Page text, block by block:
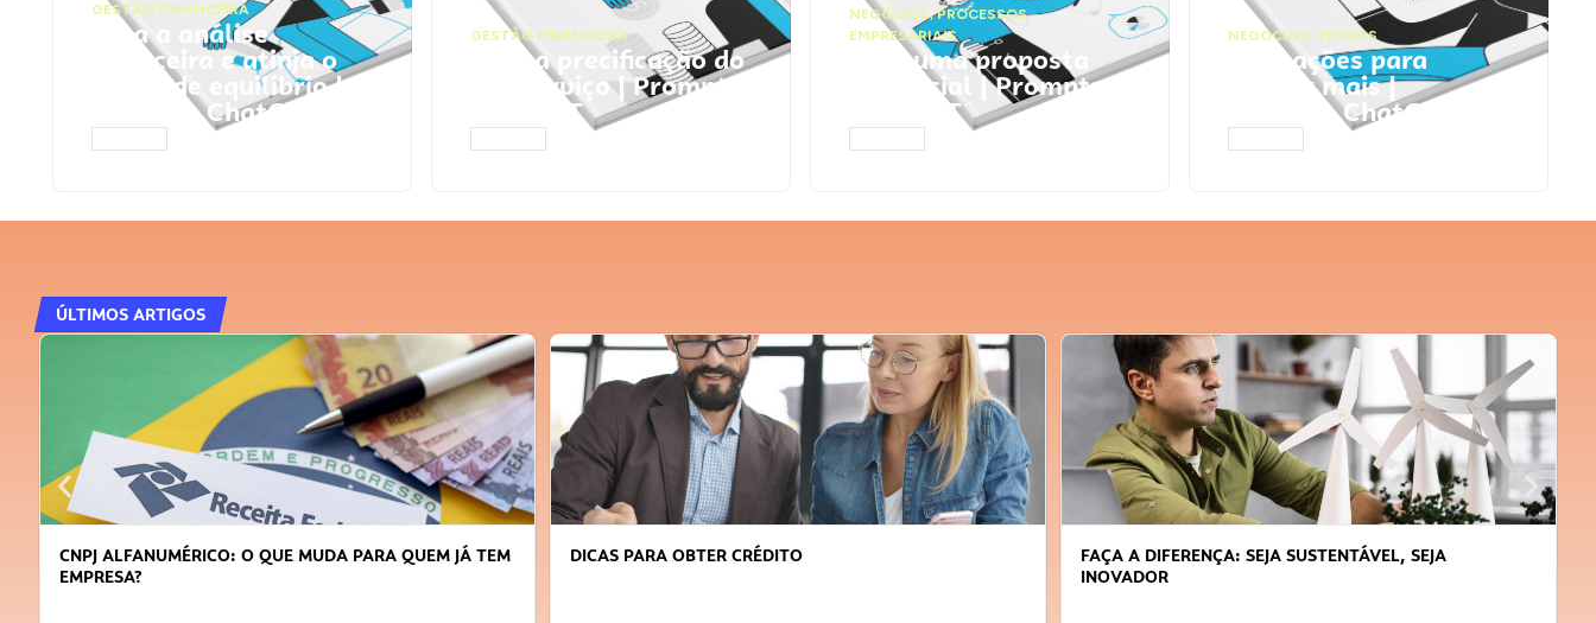
GESTÃO FINANCEIRA
Faça a análise
financeira e atinja o
ponto de equilíbrio |
Prompts ChatGPT
GESTÃO FINANCEIRA
Faça a precificação do
seu serviço | Prompts
ChatGPT
NEGÓCIOS,PROCESSOS
EMPRESARIAIS
Faça uma proposta
comercial | Prompts
ChatGPT
NEGÓCIOS, VENDAS
Faça ações para
vender mais |
Prompts ChatGPT
ÚLTIMOS ARTIGOS
CNPJ ALFANUMÉRICO: O QUE MUDA PARA QUEM JÁ TEM
EMPRESA?
DICAS PARA OBTER CRÉDITO
FAÇA A DIFERENÇA: SEJA SUSTENTÁVEL, SEJA
INOVADOR